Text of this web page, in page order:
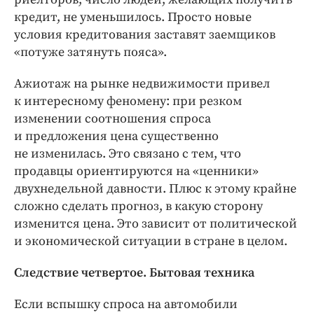
кредит, не уменьшилось. Просто новые
условия кредитования заставят заемщиков
«потуже затянуть пояса».
Ажиотаж на рынке недвижимости привел
к интересному феномену: при резком
изменении соотношения спроса
и предложения цена существенно
не изменилась. Это связано с тем, что
продавцы ориентируются на «ценники»
двухнедельной давности. Плюс к этому крайне
сложно сделать прогноз, в какую сторону
изменится цена. Это зависит от политической
и экономической ситуации в стране в целом.
Следствие четвертое. Бытовая техника
Если вспышку спроса на автомобили